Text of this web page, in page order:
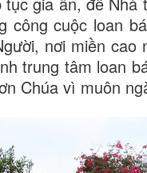
công cuộc loan
nơi miền
trung tâm loan
Chúa vì muôn